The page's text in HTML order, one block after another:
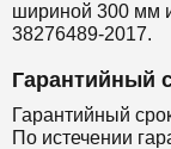
шириной 300 мм
38276489-2017.
Гарантийный
Гарантийный
По истечении